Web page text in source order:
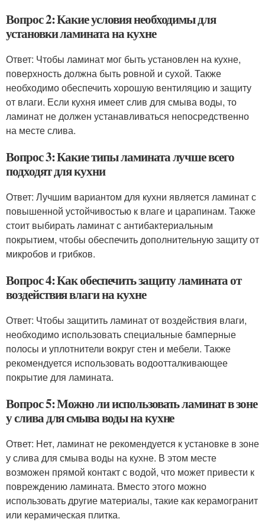
Вопрос 2: Какие условия необходимы для
установки ламината на кухне
Ответ: Чтобы ламинат мог быть установлен на кухне,
поверхность должна быть ровной и сухой. Также
необходимо обеспечить хорошую вентиляцию и защиту
от влаги. Если кухня имеет слив для смыва воды, то
ламинат не должен устанавливаться непосредственно
на месте слива.
Вопрос 3: Какие типы ламината лучше всего
подходят для кухни
Ответ: Лучшим вариантом для кухни является ламинат с
повышенной устойчивостью к влаге и царапинам. Также
стоит выбирать ламинат с антибактериальным
покрытием, чтобы обеспечить дополнительную защиту от
микробов и грибков.
Вопрос 4: Как обеспечить защиту ламината от
воздействия влаги на кухне
Ответ: Чтобы защитить ламинат от воздействия влаги,
необходимо использовать специальные бамперные
полосы и уплотнители вокруг стен и мебели. Также
рекомендуется использовать водоотталкивающее
покрытие для ламината.
Вопрос 5: Можно ли использовать ламинат в зоне
у слива для смыва воды на кухне
Ответ: Нет, ламинат не рекомендуется к установке в зоне
у слива для смыва воды на кухне. В этом месте
возможен прямой контакт с водой, что может привести к
повреждению ламината. Вместо этого можно
использовать другие материалы, такие как керамогранит
или керамическая плитка.